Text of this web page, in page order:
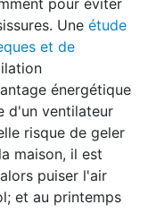
pour éviter
Une étude
et de
énergétique
d'un ventilateur
risque de geler
maison, il est
puiser l'air
et au printemps